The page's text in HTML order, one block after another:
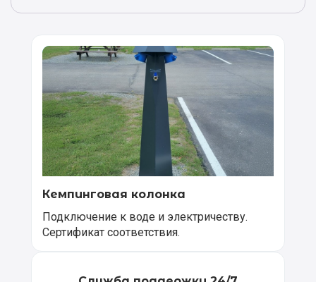
Кемпинговая колонка
Подключение к воде и электричеству.
Сертификат соответствия.